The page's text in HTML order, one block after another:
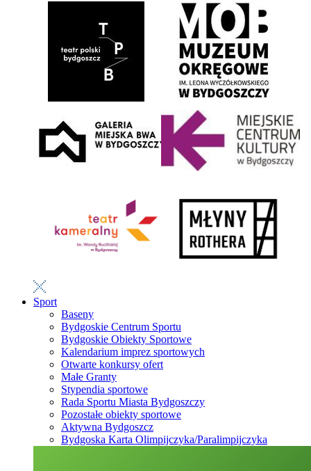
Sport
Baseny
Bydgoskie Centrum Sportu
Bydgoskie Obiekty Sportowe
Kalendarium imprez sportowych
Otwarte konkursy ofert
Małe Granty
Stypendia sportowe
Rada Sportu Miasta Bydgoszczy
Pozostałe obiekty sportowe
Aktywna Bydgoszcz
Bydgoska Karta Olimpijczyka/Paralimpijczyka